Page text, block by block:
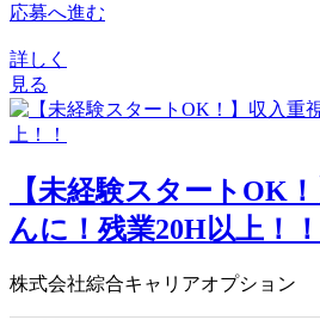
応募へ進む
詳しく
見る
【未経験スタートOK
んに！残業20H以上！！
株式会社綜合キャリアオプション